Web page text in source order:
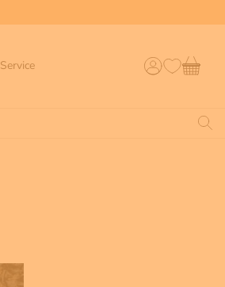
Service